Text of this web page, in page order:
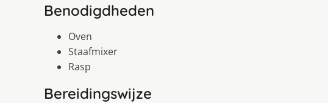
Benodigdheden
Oven
Staafmixer
Rasp
Bereidingswijze